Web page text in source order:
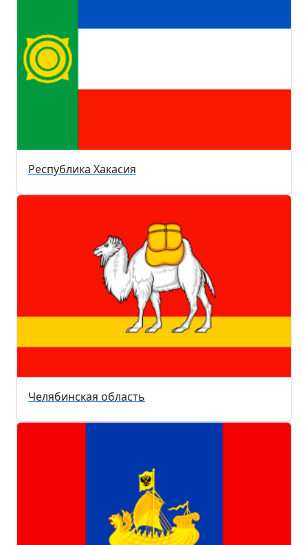
Республика Хакасия
Челябинская область